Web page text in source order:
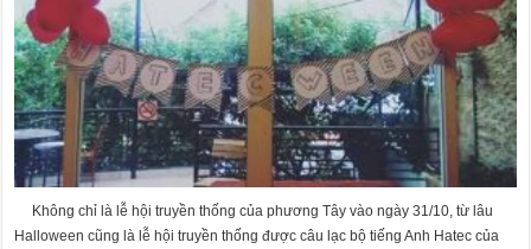
Hatecween
Không chỉ là lễ hội truyền thống của phương Tây vào ngày 31/10, từ lâu
Halloween cũng là lễ hội truyền thống được câu lạc bộ tiếng Anh Hatec của